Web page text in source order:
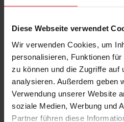
Diese Webseite verwendet
Wir verwenden Cookies, um
personalisieren, Funktionen
zu können und die Zugriffe auf
analysieren. Außerdem geben
Verwendung unserer Website
soziale Medien, Werbung und
Partner führen diese
Örtliche
Baulogistik
Vergabe und
Consulting
Integrale Beratung
ESG und EU-
Technische Due
Gutachten
Projektmonitoring